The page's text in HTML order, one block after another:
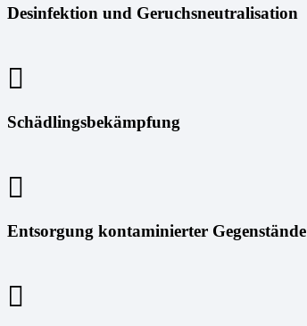
Desinfektion und Geruchsneutralisation
Schädlingsbekämpfung
Entsorgung kontaminierter Gegenstände